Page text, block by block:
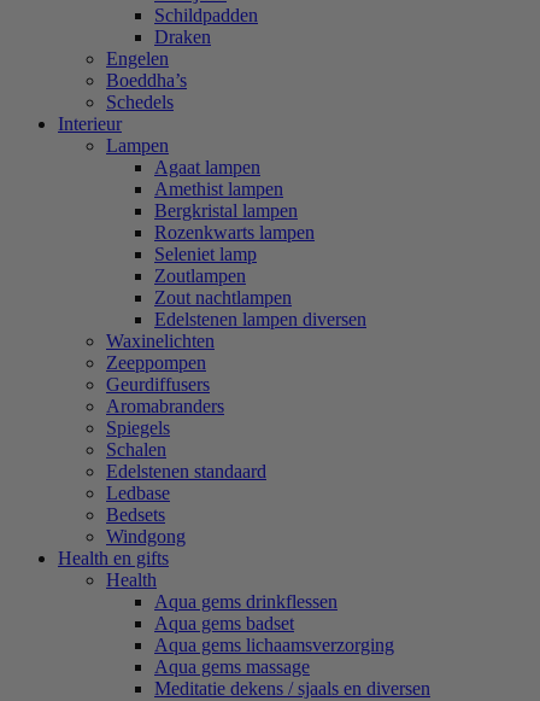
Schildpadden
Draken
Engelen
Boeddha’s
Schedels
Interieur
Lampen
Agaat lampen
Amethist lampen
Bergkristal lampen
Rozenkwarts lampen
Seleniet lamp
Zoutlampen
Zout nachtlampen
Edelstenen lampen diversen
Waxinelichten
Zeeppompen
Geurdiffusers
Aromabranders
Spiegels
Schalen
Edelstenen standaard
Ledbase
Bedsets
Windgong
Health en gifts
Health
Aqua gems drinkflessen
Aqua gems badset
Aqua gems lichaamsverzorging
Aqua gems massage
Meditatie dekens / sjaals en diversen